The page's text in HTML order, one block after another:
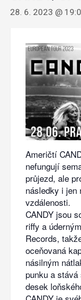
28. 6. 2023 @
Američtí
nefungují
průjezd, ale
následky i jen
vzdálenosti.
CANDY jsou
riffy a
Records,
oceňovaná
násilným
punku a
desek